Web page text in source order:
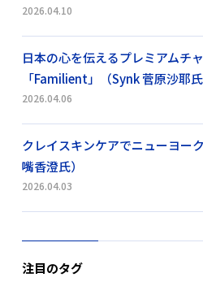
2026.04.10
日本の心を伝えるプレミアムチ
「Familient」（Synk 菅原沙耶氏
2026.04.06
クレイスキンケアでニューヨー
嘴香澄氏）
2026.04.03
注目のタグ